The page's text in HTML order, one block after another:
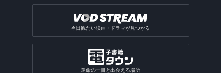
今日観たい映画・ドラマが見つかる
運命の一冊と出会える場所